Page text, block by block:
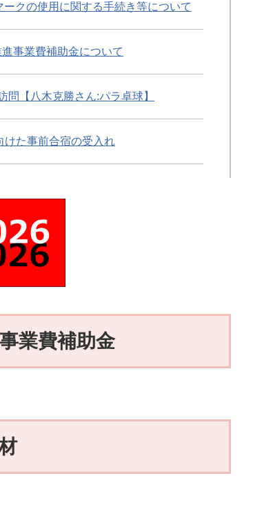
ークの使用に関する手続き等について
事業費補助金について
問【八木克勝さん:パラ卓球】
けた事前合宿の受入れ
業費補助金